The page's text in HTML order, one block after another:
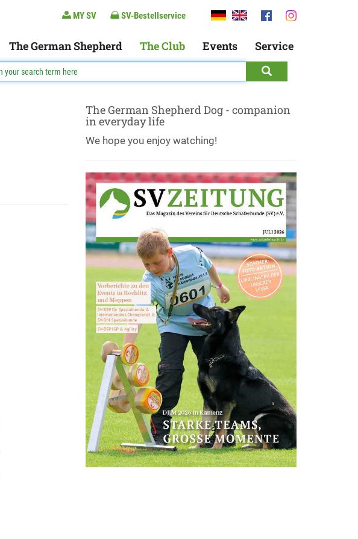
MY SV SV-Bestellservice
The German Shepherd The Club Events Service
The German Shepherd Dog - companion
in everyday life
We hope you enjoy watching!